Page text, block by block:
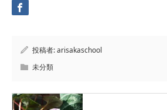
投稿者:arisakaschool
未分類